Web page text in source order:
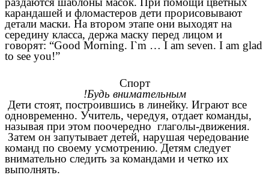
карандашей и фломастеров дети прорисовывают
детали маски. На втором этапе они выходят на
середину класса, держа маску перед лицом и
говорят: “Good Morning. I`m … I am seven. I am glad
to see you!”
Спорт
Будь внимательным!
Дети стоят, построившись в линейку. Играют все
одновременно. Учитель, чередуя, отдает команды,
называя при этом поочередно глаголы-движения.
Затем он запутывает детей, нарушая чередование
команд по своему усмотрению. Детям следует
внимательно следить за командами и четко их
выполнять.